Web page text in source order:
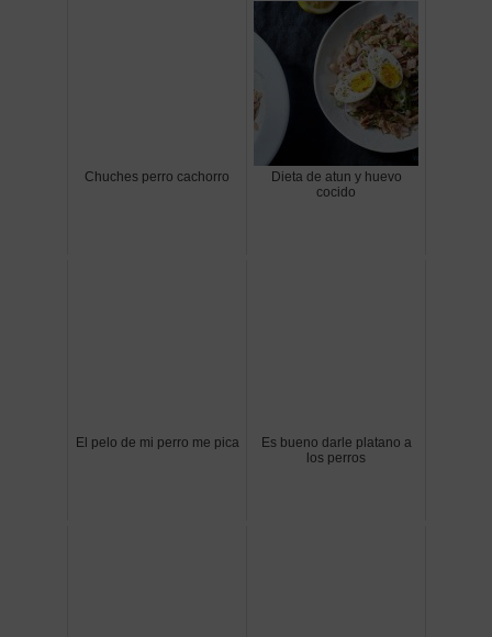
Chuches perro cachorro
Dieta de atun y huevo
cocido
El pelo de mi perro me pica
Es bueno darle platano a
los perros